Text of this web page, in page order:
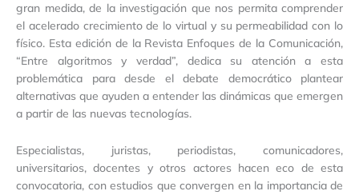
gran medida, de la investigación que nos permita comprender
el acelerado crecimiento de lo virtual y su permeabilidad con lo
físico. Esta edición de la Revista Enfoques de la Comunicación,
“Entre algoritmos y verdad”, dedica su atención a esta
problemática para desde el debate democrático plantear
alternativas que ayuden a entender las dinámicas que emergen
a partir de las nuevas tecnologías.
Especialistas, juristas, periodistas, comunicadores,
universitarios, docentes y otros actores hacen eco de esta
convocatoria, con estudios que convergen en la importancia de